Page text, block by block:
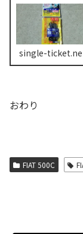
single-
おわり
FIAT 500C